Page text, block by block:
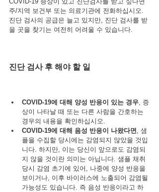
주/지역 보건부 또는 의료기관에 전화하십시오.
진단 검사의 공급은 늘고 있지만, 진단 검사를 받
을 곳을 찾기는 여전히 어려울 수 있습니다.
진단 검사 후 해야 할 일
COVID-19에 대해 양성 반응이 있는 경우 , 증
상이 나타날 때 또는 다른 사람을 간호하는
경우의 내용을 확인하십시오.
COVID-19에 대해 음성 반응이 나왔다면
, 샘
플을 수집할 당시에는 감염되지 않았을 것입
니다. 하지만, 이는 당신이 앞으로도 감염되
지 않을 것이란 의미는 아닙니다. 샘플 채취
당시 감염 초기에 있어, 나중에 양성 반응을
보이거나, 이후 바이러스에 노출되어 감염될
가능성도 있습니다. 즉 음성 반응이라고 하